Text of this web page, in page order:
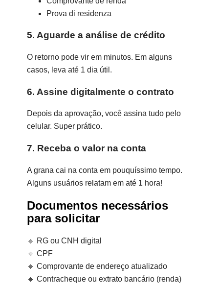
Prova di residenza
5. Aguarde a análise de crédito
O retorno pode vir em minutos. Em alguns
casos, leva até 1 dia útil.
6. Assine digitalmente o contrato
Depois da aprovação, você assina tudo pelo
celular. Super prático.
7. Receba o valor na conta
A grana cai na conta em pouquíssimo tempo.
Alguns usuários relatam em até 1 hora!
Documentos necessários
para solicitar
🔹 RG ou CNH digital
🔹 CPF
🔹 Comprovante de endereço atualizado
🔹 Contracheque ou extrato bancário (renda)